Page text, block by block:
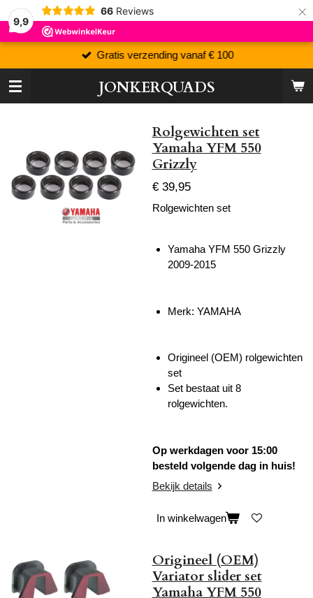
9,9
66 Reviews ×
JONKERQUADS
Gratis verzending vanaf € 100
Rolgewichten set
Yamaha YFM 550
Grizzly
€ 39,95
Rolgewichten set
Yamaha YFM 550 Grizzly
2009-2015
Merk: YAMAHA
Origineel (OEM) rolgewichten
set
Set bestaat uit 8
rolgewichten.
Op werkdagen voor 15:00
besteld volgende dag in huis!
Bekijk details
In winkelwagen
Origineel (OEM)
Variator slider set
Yamaha YFM 550